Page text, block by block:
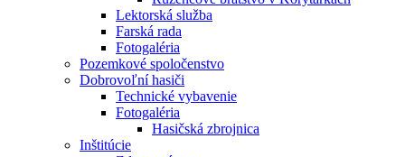
Lektorská služba
Farská rada
Fotogaléria
Pozemkové spoločenstvo
Dobrovoľní hasiči
Technické vybavenie
Fotogaléria
Hasičská zbrojnica
Inštitúcie